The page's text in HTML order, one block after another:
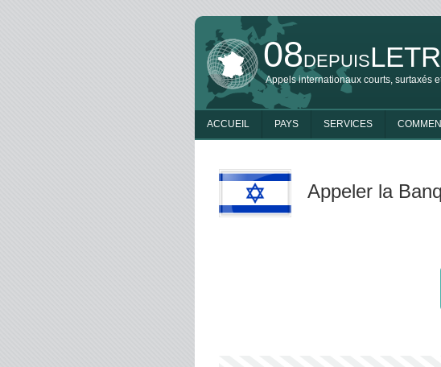
08DEPUIS
Appels internationaux courts, surtaxés
ACCUEIL PAYS SERVICES
Appeler la